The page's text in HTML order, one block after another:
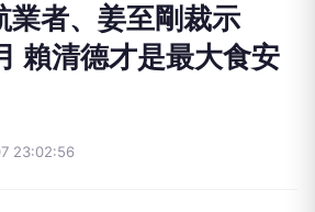
業者、姜至剛裁示
賴清德才是最大食安
23:02:56